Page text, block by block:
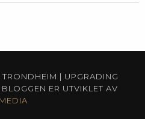
| UPGRADING
ER UTVIKLET AV